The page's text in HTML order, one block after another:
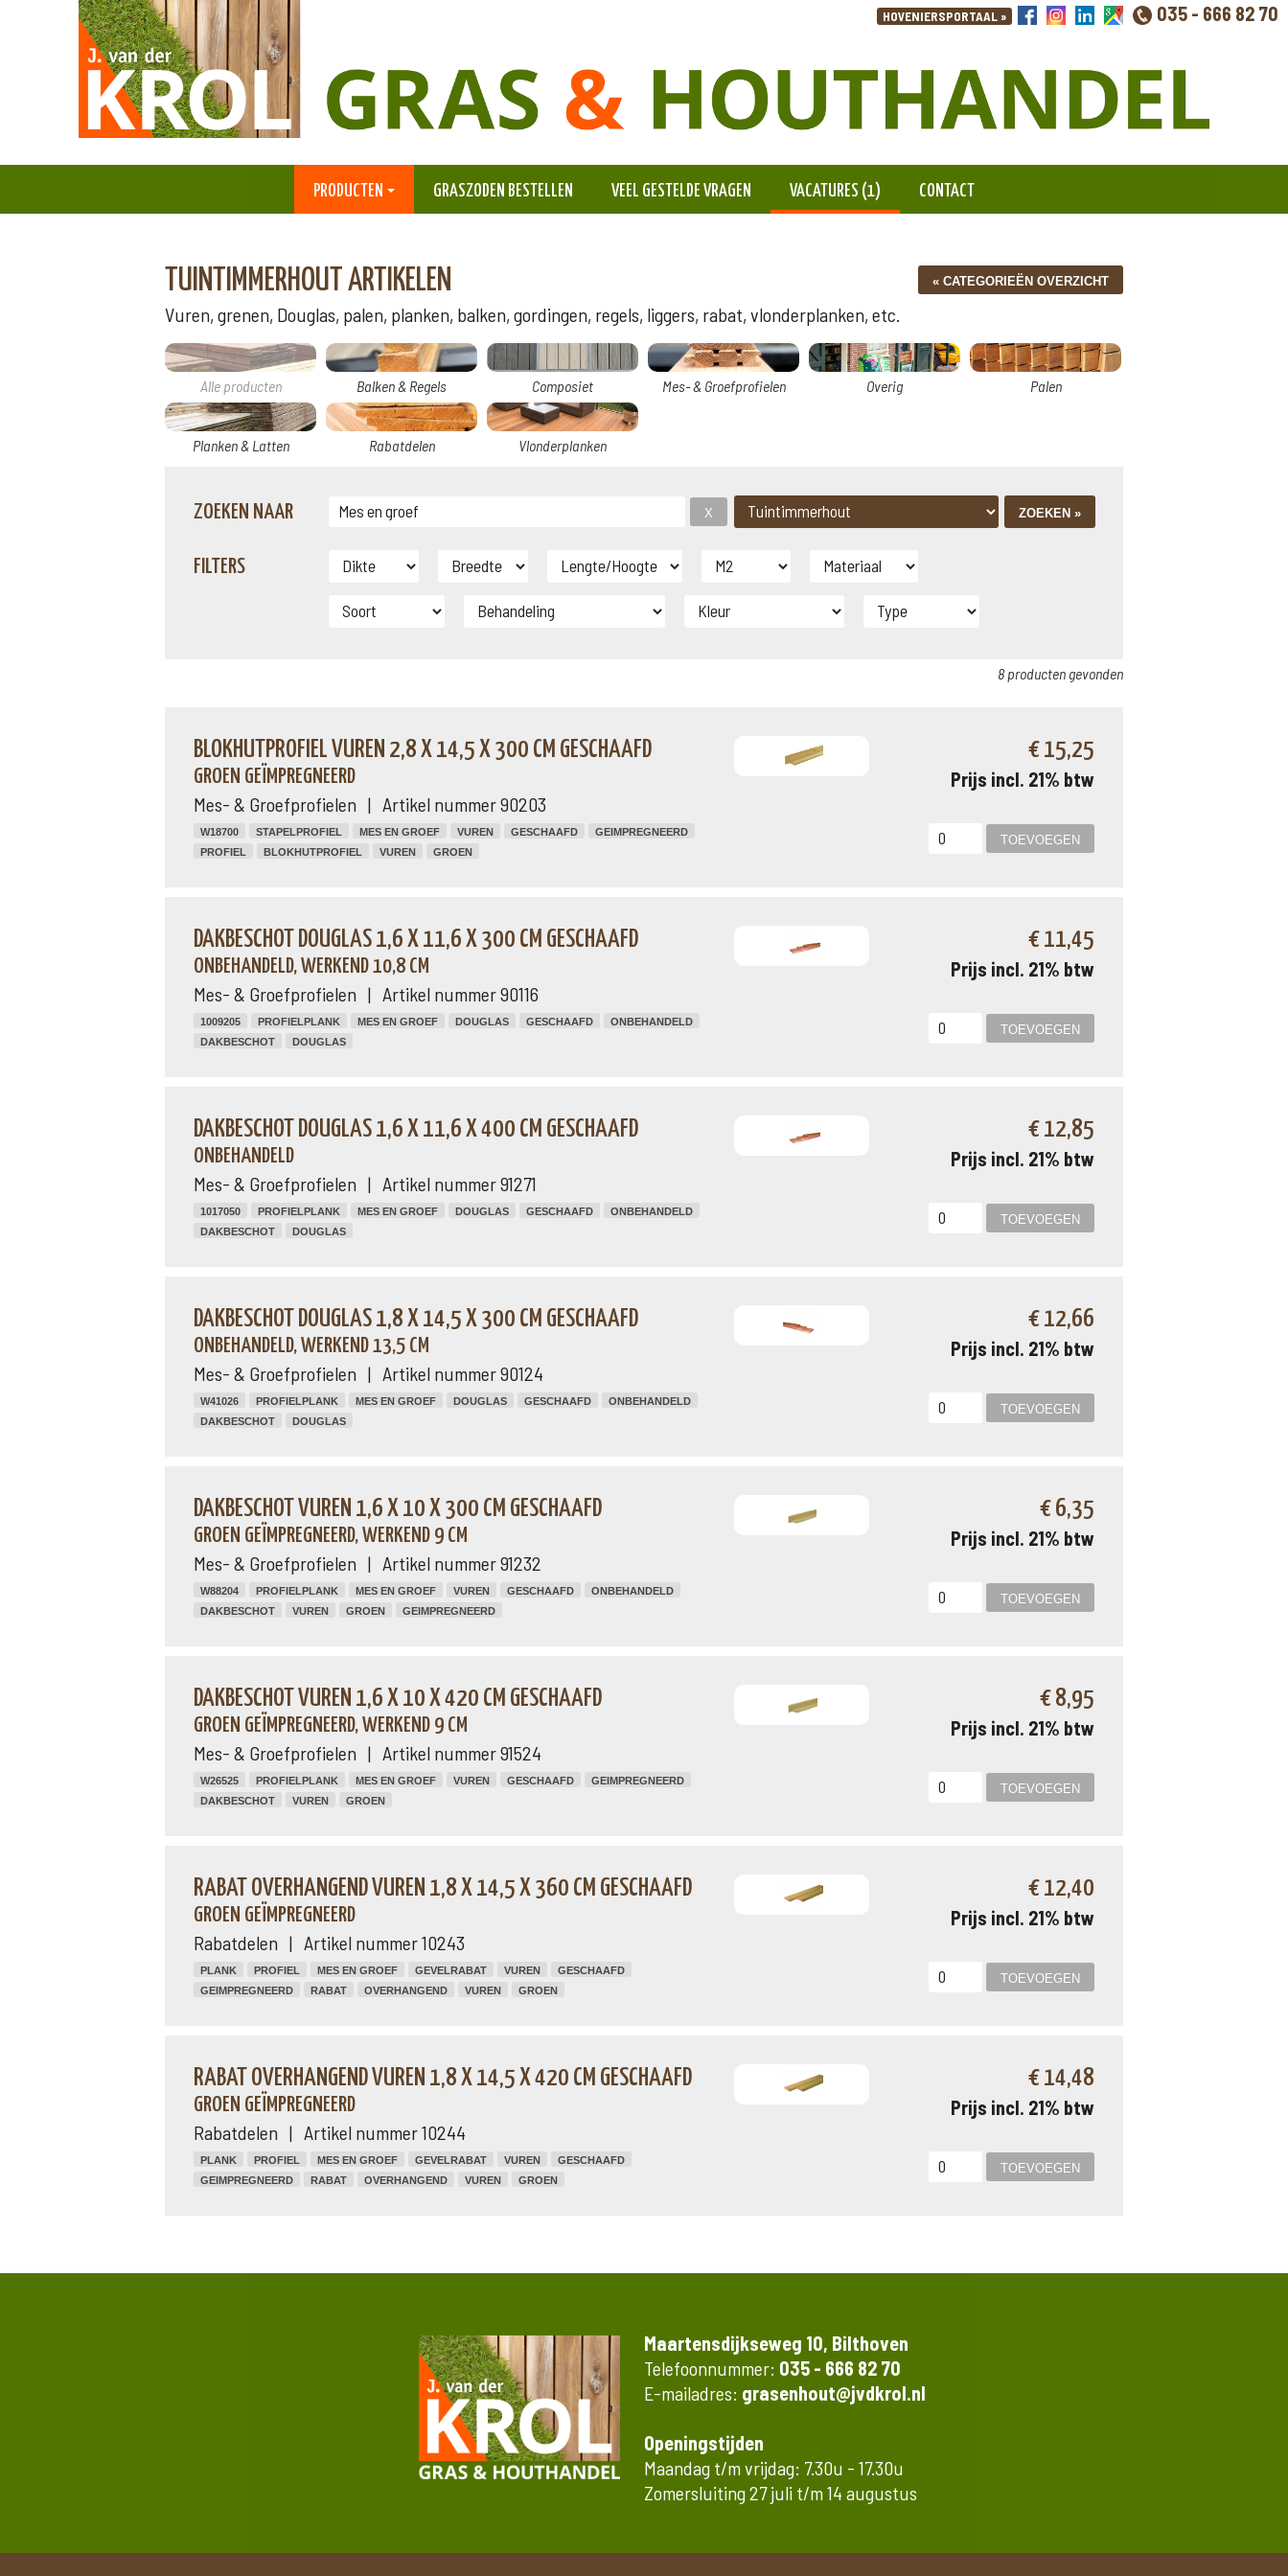
035 - 666 82 70
PRODUCTEN GRASZODEN BESTELLEN VEEL GESTELDE VRAGEN VACATURES (1) CONTACT
TUINTIMMERHOUT ARTIKELEN
Vuren, grenen, Douglas, palen, planken, balken, gordingen, regels, liggers, rabat, vlonderplanken, etc.
Alle producten Balken & Regels Composiet Mes- & Groefprofielen Overig Palen
Planken & Latten Rabatdelen Vlonderplanken
ZOEKEN NAAR
FILTERS
8 producten gevonden
BLOKHUTPROFIEL VUREN 2,8 X 14,5 X 300 CM GESCHAAFD
GROEN GEÏMPREGNEERD
Mes- & Groefprofielen | Artikel nummer 90203
W18700 STAPELPROFIEL MES EN GROEF VUREN GESCHAAFD
GEIMPREGNEERD
PROFIEL
BLOKHUTPROFIEL VUREN GROEN
€ 15,25
Prijs incl. 21% btw
DAKBESCHOT DOUGLAS 1,6 X 11,6 X 300 CM GESCHAAFD
ONBEHANDELD, WERKEND 10,8 CM
Mes- & Groefprofielen | Artikel nummer 90116
1009205 PROFIELPLANK MES EN GROEF DOUGLAS GESCHAAFD
ONBEHANDELD
DAKBESCHOT
DOUGLAS
€ 11,45
Prijs incl. 21% btw
DAKBESCHOT DOUGLAS 1,6 X 11,6 X 400 CM GESCHAAFD
ONBEHANDELD
Mes- & Groefprofielen | Artikel nummer 91271
1017050 PROFIELPLANK MES EN GROEF DOUGLAS GESCHAAFD
ONBEHANDELD
DAKBESCHOT
DOUGLAS
€ 12,85
Prijs incl. 21% btw
DAKBESCHOT DOUGLAS 1,8 X 14,5 X 300 CM GESCHAAFD
ONBEHANDELD, WERKEND 13,5 CM
Mes- & Groefprofielen | Artikel nummer 90124
W41026 PROFIELPLANK MES EN GROEF DOUGLAS GESCHAAFD
ONBEHANDELD
DAKBESCHOT
DOUGLAS
€ 12,66
Prijs incl. 21% btw
DAKBESCHOT VUREN 1,6 X 10 X 300 CM GESCHAAFD
GROEN GEÏMPREGNEERD, WERKEND 9 CM
Mes- & Groefprofielen | Artikel nummer 91232
W88204 PROFIELPLANK MES EN GROEF VUREN GESCHAAFD
ONBEHANDELD
DAKBESCHOT
VUREN GROEN GEIMPREGNEERD
€ 6,35
Prijs incl. 21% btw
DAKBESCHOT VUREN 1,6 X 10 X 420 CM GESCHAAFD
GROEN GEÏMPREGNEERD, WERKEND 9 CM
Mes- & Groefprofielen | Artikel nummer 91524
W26525 PROFIELPLANK MES EN GROEF VUREN GESCHAAFD
GEIMPREGNEERD
DAKBESCHOT
VUREN GROEN
€ 8,95
Prijs incl. 21% btw
RABAT OVERHANGEND VUREN 1,8 X 14,5 X 360 CM GESCHAAFD
GROEN GEÏMPREGNEERD
Rabatdelen | Artikel nummer 10243
PLANK PROFIEL MES EN GROEF GEVELRABAT VUREN
GESCHAAFD
GEIMPREGNEERD
RABAT OVERHANGEND VUREN GROEN
€ 12,40
Prijs incl. 21% btw
RABAT OVERHANGEND VUREN 1,8 X 14,5 X 420 CM GESCHAAFD
GROEN GEÏMPREGNEERD
Rabatdelen | Artikel nummer 10244
PLANK PROFIEL MES EN GROEF GEVELRABAT VUREN
GESCHAAFD
GEIMPREGNEERD
RABAT OVERHANGEND VUREN GROEN
€ 14,48
Prijs incl. 21% btw
Maartensdijkseweg 10, Bilthoven
Telefoonnummer: 035 - 666 82 70
E-mailadres: grasenhout@jvdkrol.nl
Openingstijden
Maandag t/m vrijdag: 7.30u - 17.30u
Zomersluiting 27 juli t/m 14 augustus